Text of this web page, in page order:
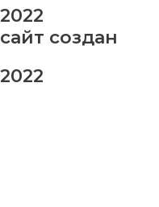
2022
сайт создан
2022